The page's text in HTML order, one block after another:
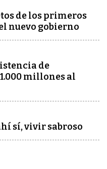
de los primeros
nuevo gobierno
de
millones al
sí, vivir sabroso